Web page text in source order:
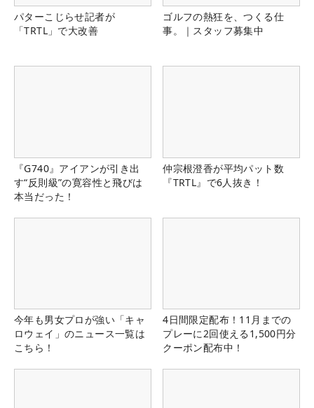
パターこじらせ記者が
「TRTL」で大改善
ゴルフの熱狂を、つくる仕
事。｜スタッフ募集中
『G740』アイアンが引き出
す“反則級”の寛容性と飛びは
本当だった！
仲宗根澄香が平均パット数
『TRTL』で6人抜き！
今年も男女プロが強い「キャ
ロウェイ」のニュース一覧は
こちら！
4日間限定配布！11月までの
プレーに2回使える1,500円分
クーポン配布中！